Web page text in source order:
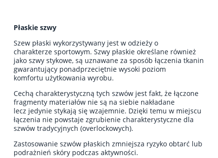
Płaskie szwy
Szew płaski wykorzystywany jest w odzieży o
charakterze sportowym. Szwy płaskie określane również
jako szwy stykowe, są uznawane za sposób łączenia tkanin
gwarantujący ponadprzeciętnie wysoki poziom
komfortu użytkowania wyrobu.
Cechą charakterystyczną tych szwów jest fakt, że łączone
fragmenty materiałów nie są na siebie nakładane
lecz jedynie stykają się wzajemnie. Dzięki temu w miejscu
łączenia nie powstaje zgrubienie charakterystyczne dla
szwów tradycyjnych (overlockowych).
Zastosowanie szwów płaskich zmniejsza ryzyko obtarć lub
podrażnień skóry podczas aktywności.